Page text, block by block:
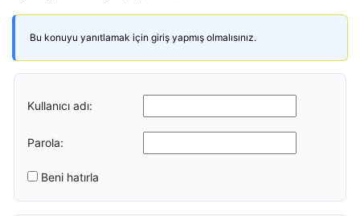
Bu konuyu yanıtlamak için giriş yapmış olmalısınız.
Kullanıcı adı:
Parola:
Beni hatırla